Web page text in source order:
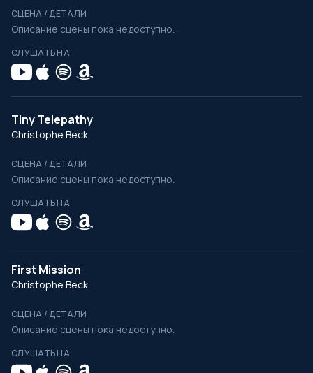
СЦЕНА / ДЕТАЛИ
Описание сцены пока недоступно.
СЛУШАТЬ НА
Tiny Telepathy
Christophe Beck
СЦЕНА / ДЕТАЛИ
Описание сцены пока недоступно.
СЛУШАТЬ НА
First Mission
Christophe Beck
СЦЕНА / ДЕТАЛИ
Описание сцены пока недоступно.
СЛУШАТЬ НА